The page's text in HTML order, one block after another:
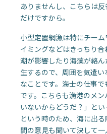
ありませんし、こちらは
だけですから。
小型定置網漁は特にチー
イミングなどはきっちり
潮が影響したり海藻が絡
生するので、周囲を気遣
なことです。海士の仕事
です。こちらも漁港のメ
いないからどうだ？」と
という時のため、海に出
間の意見も聞いて決して